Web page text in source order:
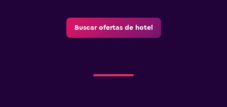
Buscar ofertas de hotel